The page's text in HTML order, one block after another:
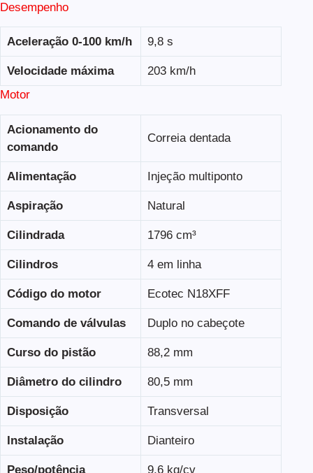
Desempenho
Aceleração 0-100 km/h 9,8 s
Velocidade máxima
203 km/h
Motor
Acionamento do
comando
Correia dentada
Alimentação Injeção multiponto
Aspiração Natural
Cilindrada 1796 cm³
Cilindros 4 em linha
Código do motor Ecotec N18XFF
Comando de válvulas Duplo no cabeçote
Curso do pistão 88,2 mm
Diâmetro do cilindro 80,5 mm
Disposição Transversal
Instalação Dianteiro
Peso/potência 9,6 kg/cv